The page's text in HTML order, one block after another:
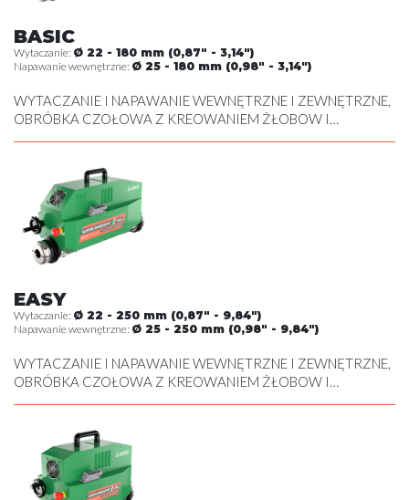
BASIC
Wytaczanie: Ø 22 - 180 mm (0,87" - 3,14")
Napawanie wewnętrzne: Ø 25 - 180 mm (0,98" - 3,14")
WYTACZANIE I NAPAWANIE WEWNĘTRZNE I ZEWNĘTRZNE,
OBRÓBKA CZOŁOWA Z KREOWANIEM ŻŁOBOW I
EASY
Wytaczanie: Ø 22 - 250 mm (0,87" - 9,84")
Napawanie wewnętrzne: Ø 25 - 250 mm (0,98" - 9,84")
WYTACZANIE I NAPAWANIE WEWNĘTRZNE I ZEWNĘTRZNE,
OBRÓBKA CZOŁOWA Z KREOWANIEM ŻŁOBOW I